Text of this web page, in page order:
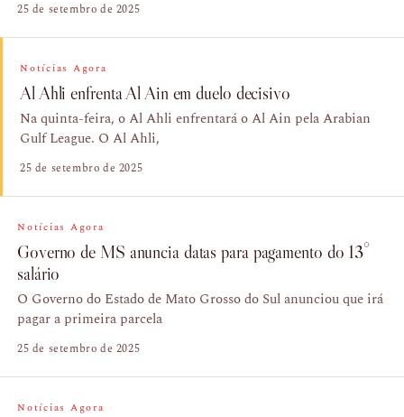
25 de setembro de 2025
Notícias Agora
Al Ahli enfrenta Al Ain em duelo decisivo
Na quinta-feira, o Al Ahli enfrentará o Al Ain pela Arabian
Gulf League. O Al Ahli,
25 de setembro de 2025
Notícias Agora
Governo de MS anuncia datas para pagamento do 13°
salário
O Governo do Estado de Mato Grosso do Sul anunciou que irá
pagar a primeira parcela
25 de setembro de 2025
Notícias Agora